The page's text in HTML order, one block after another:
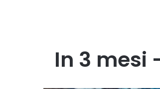
In 3 mesi